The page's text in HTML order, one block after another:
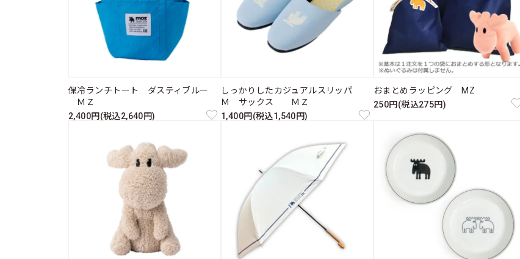
保冷ランチトート ダスティブルー
ＭＺ
2,400円(税込2,640円)
しっかりしたカジュアルスリッパ
Ｍ サックス ＭＺ
1,400円(税込1,540円)
おまとめラッピング MZ
250円(税込275円)